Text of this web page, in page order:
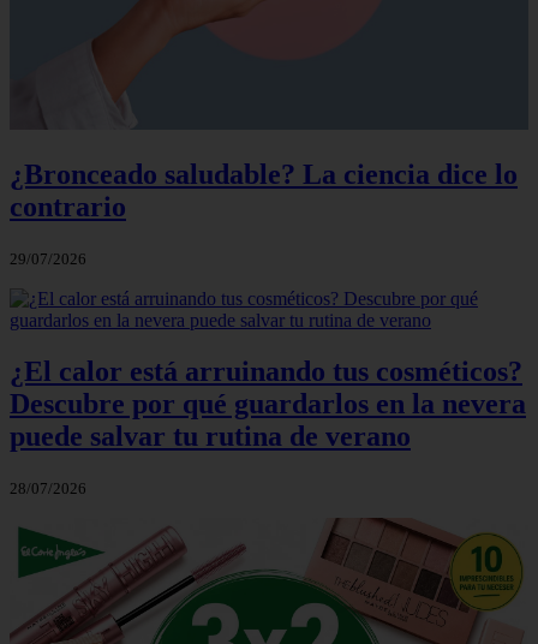
¿Bronceado saludable? La ciencia dice lo
contrario
29/07/2026
¿El calor está arruinando tus cosméticos?
Descubre por qué guardarlos en la nevera
puede salvar tu rutina de verano
28/07/2026